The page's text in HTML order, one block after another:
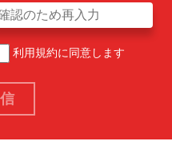
利用規約に同意します